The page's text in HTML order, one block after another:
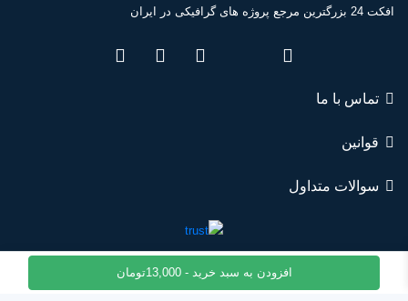
افزودن به سبد خرید -13,000تومان
افکت 24 بزرگترین مرجع پروژه های گرافیکی در ایران
تماس با ما
قوانین
سوالات متداول
© تمامی حقوق این وبسایت نزد مجموعه افکت 24 محفوظ میباشد.